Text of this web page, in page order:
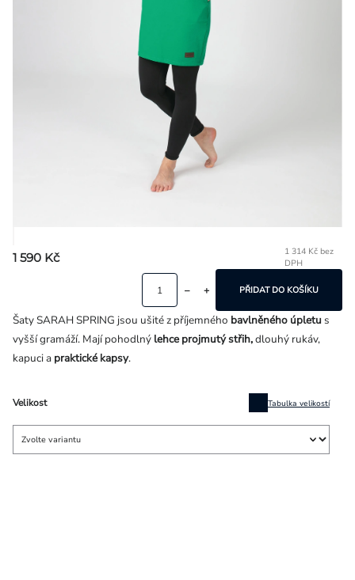
1 590 Kč
1 314 Kč bez
DPH
Velikost Tabulka velikostí
PŘIDAT DO KOŠÍKU
Šaty SARAH SPRING jsou ušité z příjemného bavlněného úpletus
vyšší gramáží. Mají pohodlný lehce projmutý střih,dlouhý rukáv,
kapuci a praktické kapsy.